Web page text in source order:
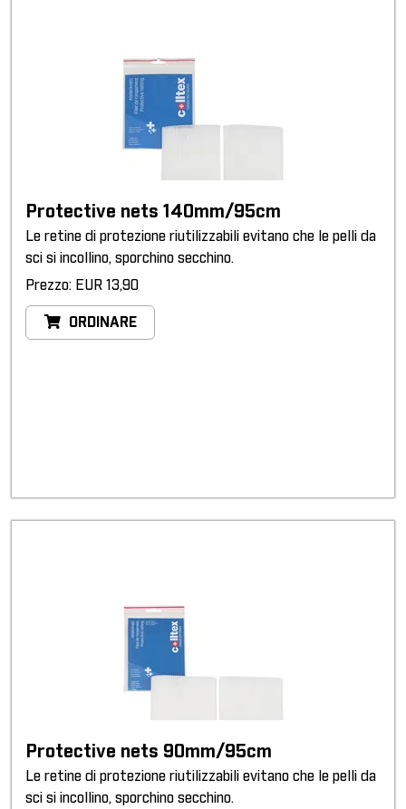
Protective nets 140mm/95cm
Le retine di protezione riutilizzabili evitano che le pelli da
sci si incollino, sporchino secchino.
Prezzo: EUR 13,90
ORDINARE
Protective nets 90mm/95cm
Le retine di protezione riutilizzabili evitano che le pelli da
sci si incollino, sporchino secchino.